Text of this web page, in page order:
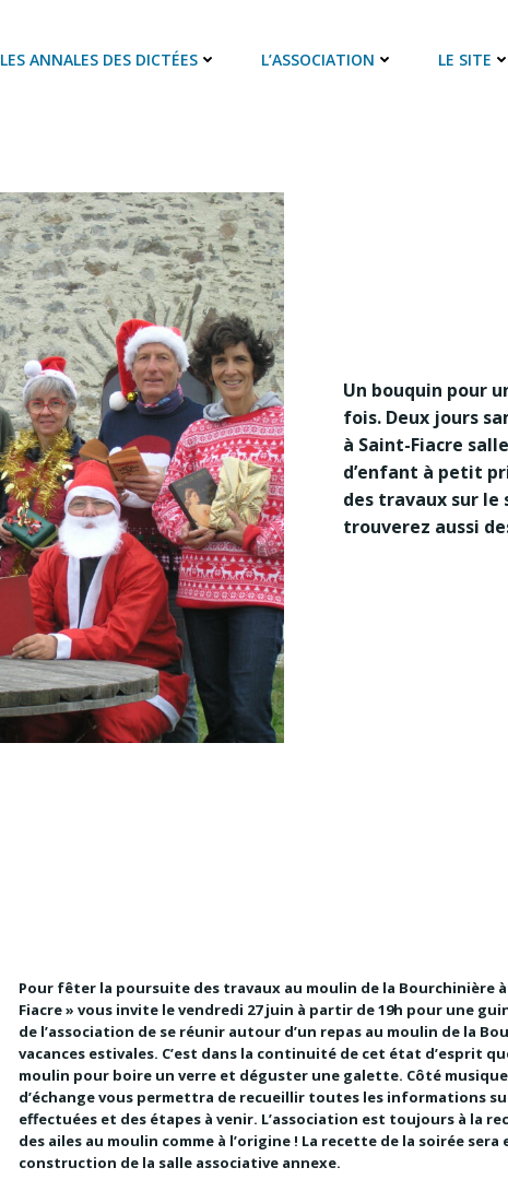
LES ANNALES DES DICTÉES L’ASSOCIATION LE SITE
Un bouquin pour
fois. Deux jours
à Saint-Fiacre
d’enfant à petit
des travaux sur le
trouverez aussi
Pour fêter la poursuite des travaux au moulin de la Bourchinière
Fiacre » vous invite le vendredi 27 juin à partir de 19h pour une
de l’association de se réunir autour d’un repas au moulin de la
vacances estivales. C’est dans la continuité de cet état d’esprit
moulin pour boire un verre et déguster une galette. Côté
d’échange vous permettra de recueillir toutes les informations
effectuées et des étapes à venir. L’association est toujours à la
des ailes au moulin comme à l’origine ! La recette de la soirée
construction de la salle associative annexe.